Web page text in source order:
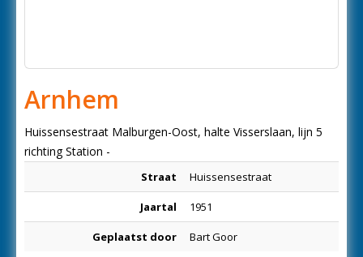
Arnhem
Huissensestraat Malburgen-Oost, halte Visserslaan, lijn 5
richting Station -
Straat Huissensestraat
Jaartal 1951
Geplaatst door Bart Goor